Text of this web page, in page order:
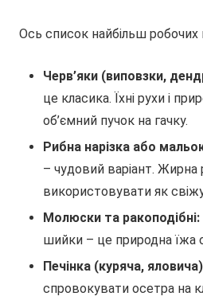
Ось список найбільш робочих
Черв’яки (виповзки,
це класика. Їхні рухи і
об’ємний пучок на гачку.
Рибна нарізка або
– чудовий варіант. Жирна
використовувати як
Молюски та ракоподібні:
шийки – це природна їжа
Печінка (куряча,
спровокувати осетра на